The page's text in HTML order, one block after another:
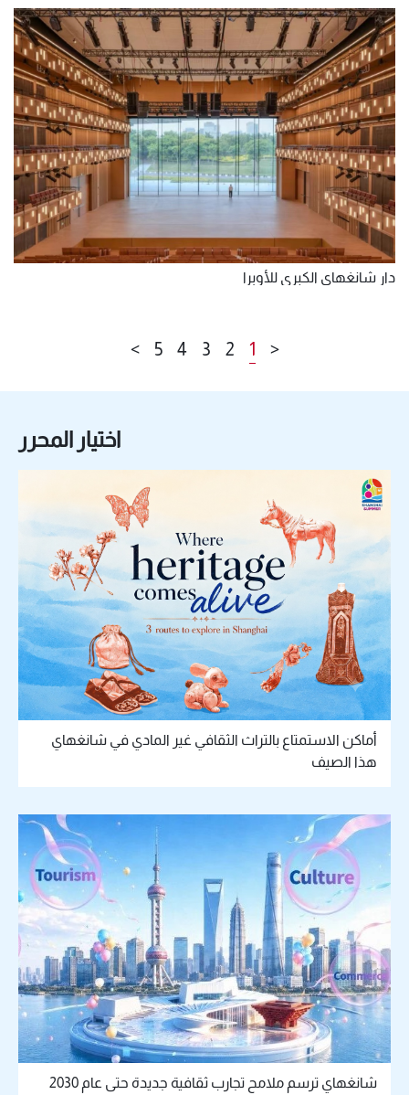
دار شانغهاي الكبرى للأوبرا
<
1
2
3
4
5
>
اختيار المحرر
أماكن الاستمتاع بالتراث الثقافي غير المادي في شانغهاي
هذا الصيف
شانغهاي ترسم ملامح تجارب ثقافية جديدة حتى عام 2030